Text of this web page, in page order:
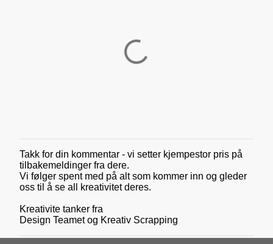
L
e
g
g
n
n
Takk for din kommentar - vi setter kjempestor pris på
tilbakemeldinger fra dere.
Vi følger spent med på alt som kommer inn og gleder
oss til å se all kreativitet deres.
Kreativite tanker fra
Design Teamet og Kreativ Scrapping